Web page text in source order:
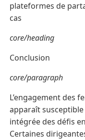
plateformes de
cas
core/heading
Conclusion
core/paragraph
L’engagement des
apparaît
intégrée des défis
Certaines